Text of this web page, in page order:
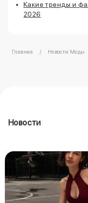
Какие тренды и
2026
Главная Новости Моды
Новости